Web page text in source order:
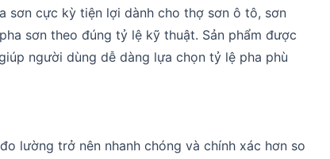
sơn cực kỳ tiện lợi dành cho thợ sơn ô tô, sơn
sơn theo đúng tỷ lệ kỹ thuật. Sản phẩm được
người dùng dễ dàng lựa chọn tỷ lệ pha phù
lường trở nên nhanh chóng và chính xác hơn so